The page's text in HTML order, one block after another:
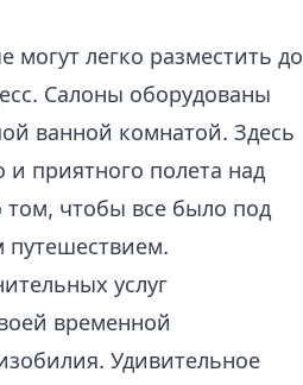
легко разместить до
Салоны оборудованы
ванной комнатой. Здесь
и приятного полета над
том, чтобы все было под
путешествием.
услуг
временной
Удивительное